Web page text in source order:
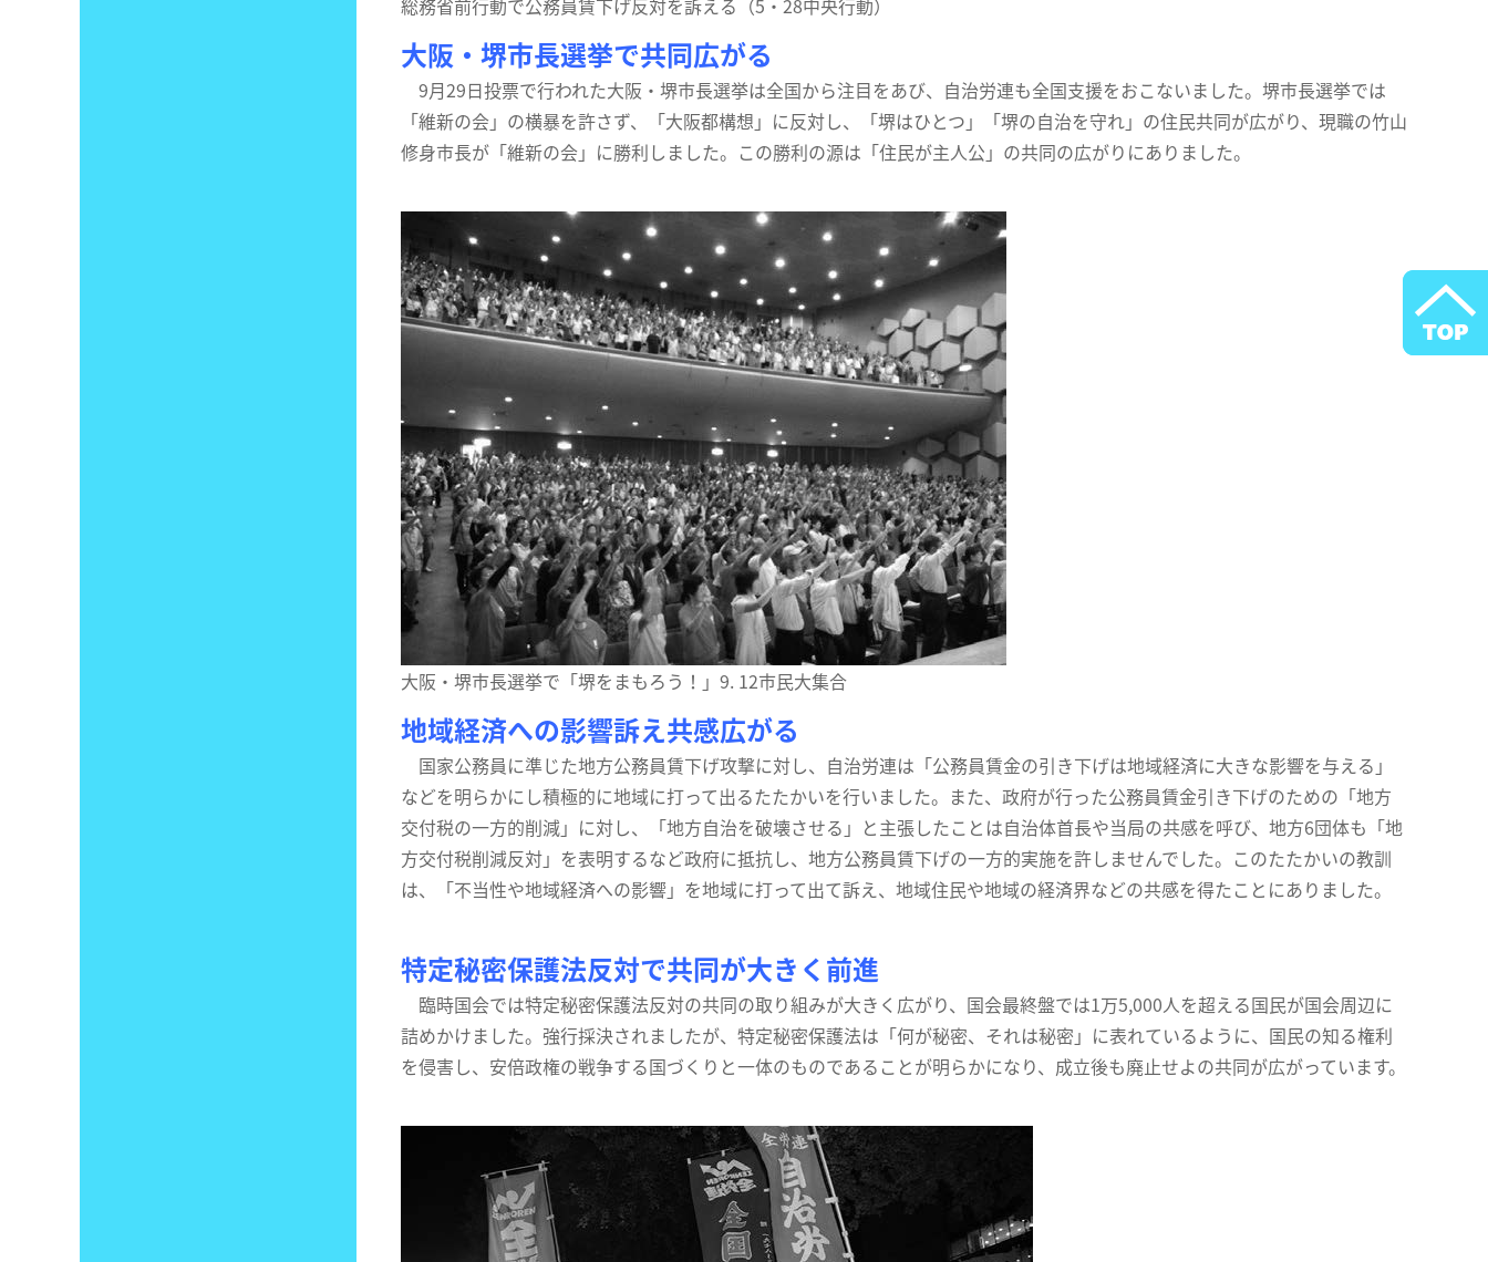
総務省前行動で公務員賃下げ反対を訴える（5・28中央行動）
大阪・堺市長選挙で共同広がる
9月29日投票で行われた大阪・堺市長選挙は全国から注目をあび、自治労連も全国支援をおこないました。堺市長選挙では
「維新の会」の横暴を許さず、「大阪都構想」に反対し、「堺はひとつ」「堺の自治を守れ」の住民共同が広がり、現職の竹山
修身市長が「維新の会」に勝利しました。この勝利の源は「住民が主人公」の共同の広がりにありました。
大阪・堺市長選挙で「堺をまもろう！」9. 12市民大集合
地域経済への影響訴え共感広がる
国家公務員に準じた地方公務員賃下げ攻撃に対し、自治労連は「公務員賃金の引き下げは地域経済に大きな影響を与える」
などを明らかにし積極的に地域に打って出るたたかいを行いました。また、政府が行った公務員賃金引き下げのための「地方
交付税の一方的削減」に対し、「地方自治を破壊させる」と主張したことは自治体首長や当局の共感を呼び、地方6団体も「地
方交付税削減反対」を表明するなど政府に抵抗し、地方公務員賃下げの一方的実施を許しませんでした。このたたかいの教訓
は、「不当性や地域経済への影響」を地域に打って出て訴え、地域住民や地域の経済界などの共感を得たことにありました。
特定秘密保護法反対で共同が大きく前進
臨時国会では特定秘密保護法反対の共同の取り組みが大きく広がり、国会最終盤では1万5,000人を超える国民が国会周辺に
詰めかけました。強行採決されましたが、特定秘密保護法は「何が秘密、それは秘密」に表れているように、国民の知る権利
を侵害し、安倍政権の戦争する国づくりと一体のものであることが明らかになり、成立後も廃止せよの共同が広がっています。